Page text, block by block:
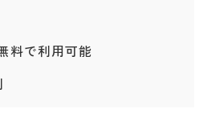
料で利用可能